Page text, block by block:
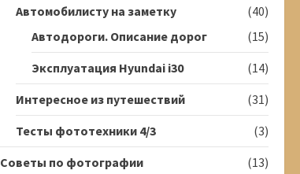
Автомобилисту на заметку
(40)
Автодороги. Описание дорог
(15)
Эксплуатация Hyundai i30
(14)
Интересное из путешествий
(31)
Тесты фототехники 4/3
(3)
Советы по фотографии
(13)